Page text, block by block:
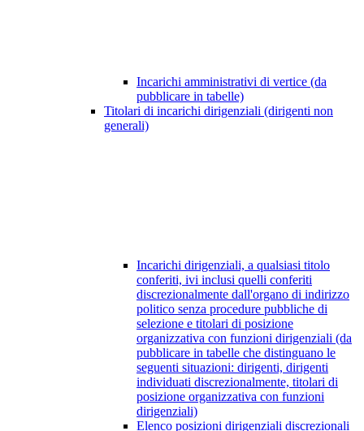
Incarichi amministrativi di vertice (da
pubblicare in tabelle)
Titolari di incarichi dirigenziali (dirigenti non
generali)
Incarichi dirigenziali, a qualsiasi titolo
conferiti, ivi inclusi quelli conferiti
discrezionalmente dall'organo di indirizzo
politico senza procedure pubbliche di
selezione e titolari di posizione
organizzativa con funzioni dirigenziali (da
pubblicare in tabelle che distinguano le
seguenti situazioni: dirigenti, dirigenti
individuati discrezionalmente, titolari di
posizione organizzativa con funzioni
dirigenziali)
Elenco posizioni dirigenziali discrezionali